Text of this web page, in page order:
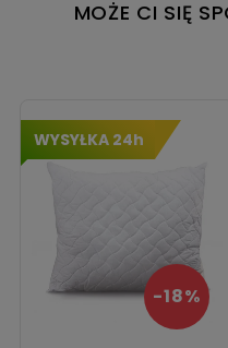
MOŻE CI SIĘ
WYSYŁKA 24h
-18%